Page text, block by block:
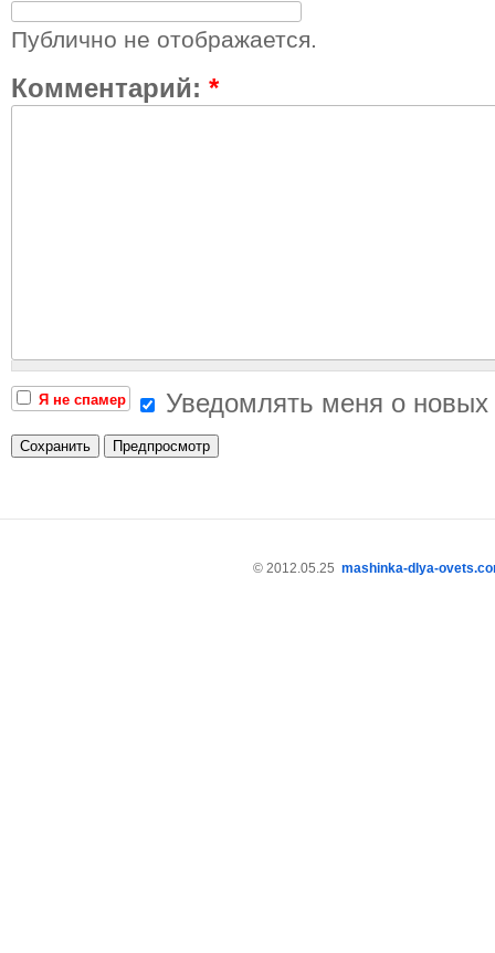
Публично не отображается.
Комментарий: *
Я не спамер Уведомлять меня о
© 2012.05.25 mashinka-dlya-